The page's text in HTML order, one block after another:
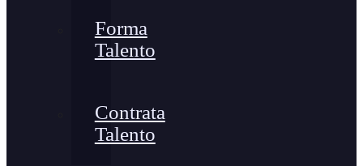
Forma
Talento
Contrata
Talento